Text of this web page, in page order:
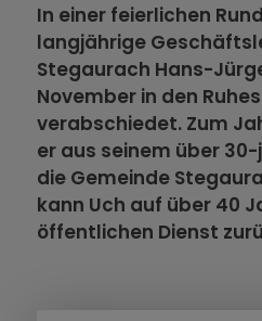
In einer feierlichen
langjährige
Stegaurach Hans-
November in den
verabschiedet. Zum
er aus seinem über
die Gemeinde
kann Uch auf über 40
öffentlichen Dienst